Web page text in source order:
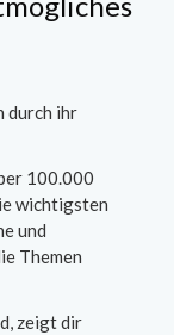
durch ihr
100.000
wichtigsten
und
Themen
zeigt dir